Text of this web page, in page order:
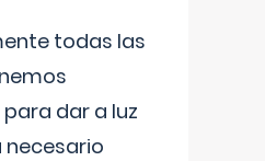
todas las
dar a luz
necesario